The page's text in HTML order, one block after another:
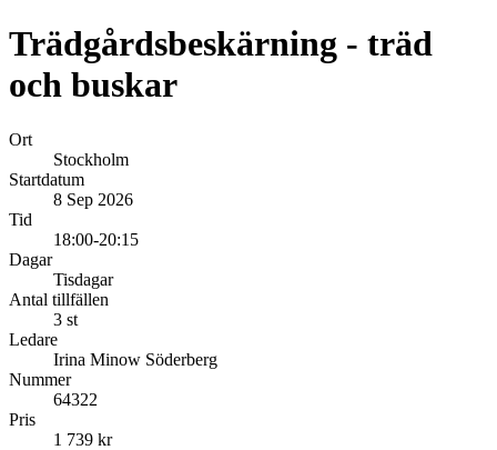
Trädgårdsbeskärning - träd
och buskar
Ort
Stockholm
Startdatum
8 Sep 2026
Tid
18:00-20:15
Dagar
Tisdagar
Antal tillfällen
3 st
Ledare
Irina Minow Söderberg
Nummer
64322
Pris
1 739 kr